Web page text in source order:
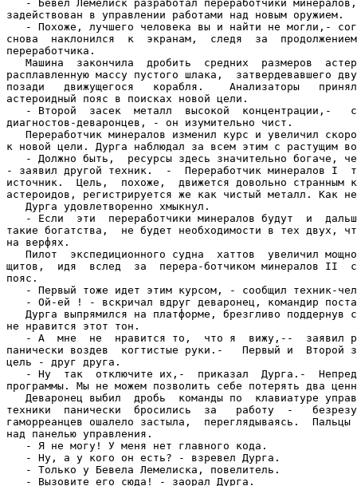
- Бевел Лемелиск разработал переработчики
задействован в управлении работами над новым оружием.
- Похоже, лучшего человека вы и найти не могли,-
снова  наклонился  к  экранам,  следя  за
переработчика.
Машина  закончила  дробить  средних  размеров
расплавленную массу пустого шлака,  затвердевавшего
позади   движущегося   корабля.    Анализаторы
астероидный пояс в поисках новой цели.
- Второй  засек  металл  высокой  концентрации,-
диагностов-деваронцев, - он изумительно чист.
Переработчик минералов изменил курс и увеличил
к новой цели. Дурга наблюдал за всем этим с растущим
- Должно быть,  ресурсы здесь значительно богаче,
- заявил другой техник.  -  Переработчик минералов I
источник.  Цель,  похоже,  движется довольно странным
астероидов, регистрируется же как чистый металл. Как
   Дурга удовлетворенно хмыкнул.
- Если  эти  переработчики минералов будут  и
такие богатства,  не будет необходимости в тех двух,
на верфях.
Пилот  экспедиционного судна  хаттов  увеличил
щитов,  идя  вслед  за  перера-ботчиком минералов II
пояс.
- Первый тоже идет этим курсом, - сообщил техник-
- Ой-ей ! - вскричал вдруг деваронец, командир
Дурга выпрямился на платформе, брезгливо поддернув
не нравится этот тон.
- А  мне  не  нравится то,  что я  вижу,--  заявил
панически воздев  когтистые руки.-   Первый и  Второй
цель - друг друга.
- Ну  так  отключите их,-  приказал  Дурга.-
программы. Мы не можем позволить себе потерять два
Деваронец выбил  дробь  команды по  клавиатуре
техники  панически  бросились  за   работу  -
гаморреанцев ошалело застыла,  переглядываясь.  Пальцы
над панелью управления.
   - Я не могу! У меня нет главного кода.
   - Ну, а у кого он есть? - взревел Дурга.
   - Только у Бевела Лемелиска, повелитель.
   - Вызовите его сюда! - заорал Дурга.